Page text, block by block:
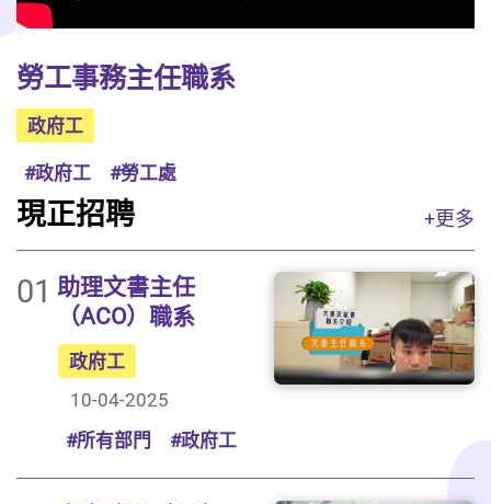
勞工事務主任職系
政府工
#政府工
#勞工處
現正招聘 +更多
01 助理文書主任
（ACO）職系
政府工
10-04-2025
#所有部門
#政府工